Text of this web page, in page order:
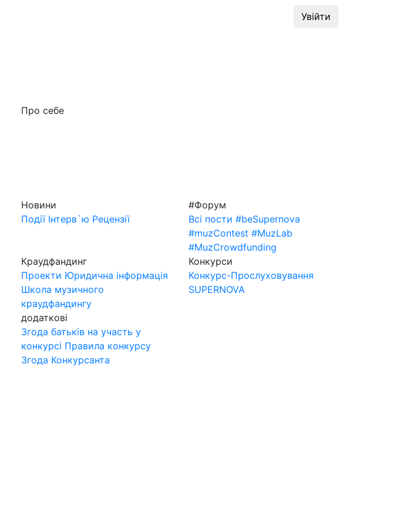
Увійти
Про себе
Новини
Події Інтерв`ю Рецензії
#Форум
Всі пости #beSupernova
#muzContest #MuzLab
#MuzCrowdfunding
Краудфандинг
Проекти Юридична інформація
Школа музичного
краудфандингу
Конкурси
Конкурс-Прослуховування
SUPERNOVA
додаткові
Згода батьків на участь у
конкурсі Правила конкурсу
Згода Конкурсанта